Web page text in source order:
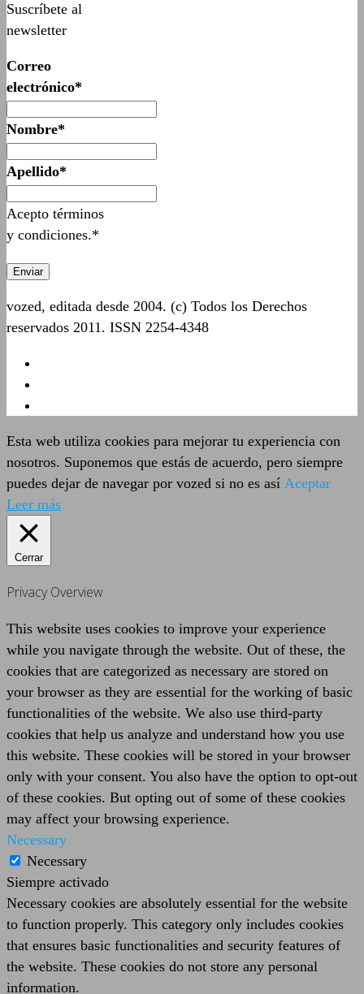
Suscríbete al
newsletter
Correo
electrónico*
Nombre*
Apellido*
Acepto términos
y condiciones.*
vozed, editada desde 2004. (c) Todos los Derechos
reservados 2011. ISSN 2254-4348
Esta web utiliza cookies para mejorar tu experiencia con
nosotros. Suponemos que estás de acuerdo, pero siempre
puedes dejar de navegar por vozed si no es así Aceptar
Leer más
Cerrar
Privacy Overview
This website uses cookies to improve your experience
while you navigate through the website. Out of these, the
cookies that are categorized as necessary are stored on
your browser as they are essential for the working of basic
functionalities of the website. We also use third-party
cookies that help us analyze and understand how you use
this website. These cookies will be stored in your browser
only with your consent. You also have the option to opt-out
of these cookies. But opting out of some of these cookies
may affect your browsing experience.
Necessary
Necessary
Siempre activado
Necessary cookies are absolutely essential for the website
to function properly. This category only includes cookies
that ensures basic functionalities and security features of
the website. These cookies do not store any personal
information.